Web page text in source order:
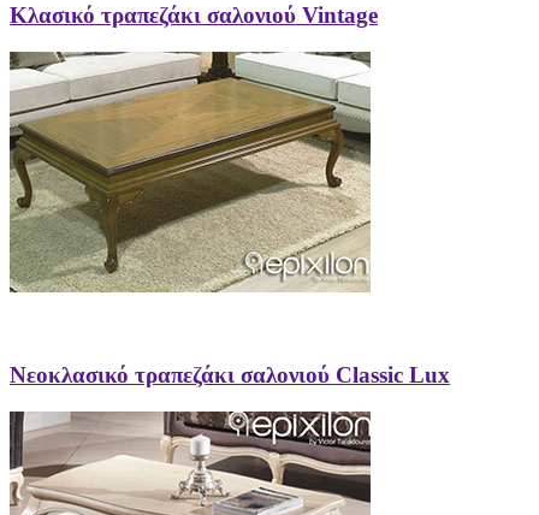
Κλασικό τραπεζάκι σαλονιού Vintage
Νεοκλασικό τραπεζάκι σαλονιού Classic Lux